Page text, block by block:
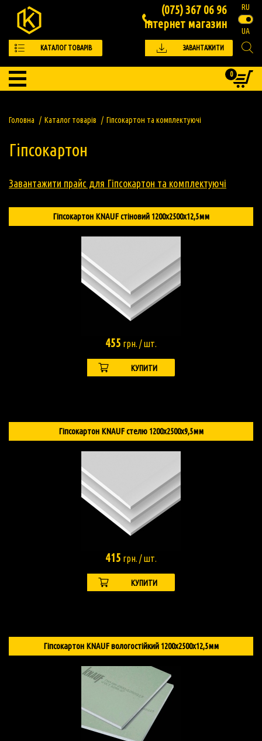
(075) 367 06 96
інтернет магазин
RU
UA
КАТАЛОГ ТОВАРІВ ЗАВАНТАЖИТИ
0
Головна Каталог товарів Гіпсокартон та комплектуючі
Гіпсокартон
Завантажити прайс для Гіпсокартон та комплектуючі
Гіпсокартон KNAUF стіновий 1200х2500х12,5мм
455 грн. / шт.
КУПИТИ
Гіпсокартон KNAUF стелю 1200х2500х9,5мм
415 грн. / шт.
КУПИТИ
Гіпсокартон KNAUF вологостійкий 1200х2500х12,5мм